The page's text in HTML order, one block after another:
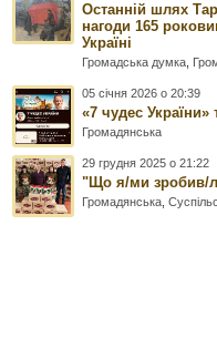
Останній шлях
нагоди 165
Україні
Громадська думка
05 січня 2026 о 20:39
«7 чудес України»
Громадянська
29 грудня 2025 о 21:22
"Що я/ми зробив/
Громадянська ,